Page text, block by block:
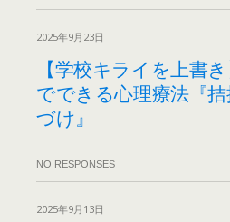
2025年9月23日
【学校キライを上書
でできる心理療法『
づけ』
NO RESPONSES
2025年9月13日